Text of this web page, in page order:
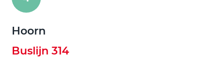
Hoorn
Buslijn 314